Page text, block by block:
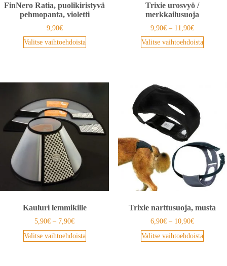
FinNero Ratia, puolikiristyvä
pehmopanta, violetti
9,90€
Valitse vaihtoehdoista
Trixie urosvyö /
merkkailusuoja
9,90€ – 11,90€
Valitse vaihtoehdoista
Kauluri lemmikille
5,90€ – 7,90€
Valitse vaihtoehdoista
Trixie narttusuoja, musta
6,90€ – 10,90€
Valitse vaihtoehdoista